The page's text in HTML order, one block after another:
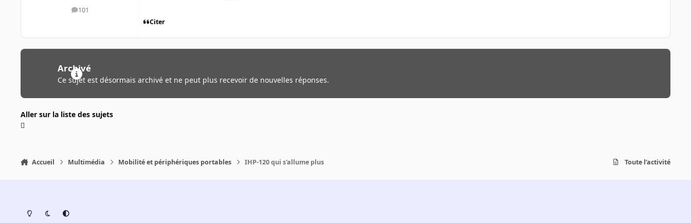
101
messages
Citer
Archivé
Ce sujet est désormais archivé et ne peut plus recevoir de nouvelles réponses.
Aller sur la liste des sujets
Accueil Multimédia Mobilité et périphériques portables IHP-120 qui s'allume plus Toute l’activité
Light ModeDark ModeSystem Preference